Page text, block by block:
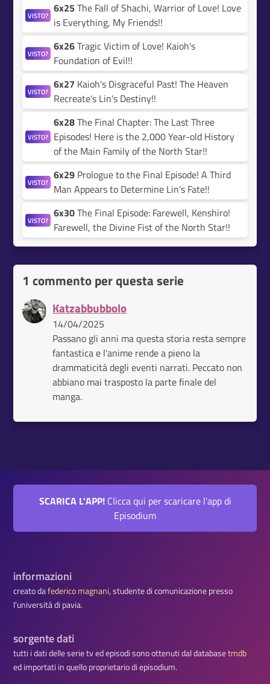
VISTO? 6x25 The Fall of Shachi, Warrior of Love! Love
is Everything, My Friends!!
VISTO? 6x26Tragic Victim of Love! Kaioh's
Foundation of Evil!!
VISTO? 6x27 Kaioh's Disgraceful Past! The Heaven
Recreate's Lin's Destiny!!
VISTO?
6x28The Final Chapter: The Last Three
Episodes! Here is the 2,000 Year-old History
of the Main Family of the North Star!!
VISTO? 6x29 Prologue to the Final Episode! A Third
Man Appears to Determine Lin's Fate!!
VISTO? 6x30The Final Episode: Farewell, Kenshiro!
Farewell, the Divine Fist of the North Star!!
1 commento per questa serie
Katzabbubbolo
14/04/2025
Passano gli anni ma questa storia resta sempre
fantastica e l'anime rende a pieno la
drammaticità degli eventi narrati. Peccato non
abbiano mai trasposto la parte finale del
manga.
SCARICA L'APP!Clicca qui per scaricare l'app di
Episodium
informazioni
creato dafederico magnani, studente di comunicazione presso
l'università di pavia.
sorgente dati
tutti i dati delle serie tv ed episodi sono ottenuti dal databasetmdb
ed importati in quello proprietario di episodium.